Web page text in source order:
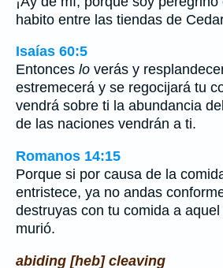
habito entre las tiendas de
Isaías 60:5
Entonces lo verás y
estremecerá y se regocijará tu
vendrá sobre ti la abundancia
de las naciones vendrán a ti.
Romanos 14:15
Porque si por causa de la
entristece, ya no andas
destruyas con tu comida a
murió.
abiding [heb] cleaving